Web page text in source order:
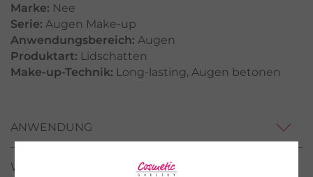
Marke: Nee
Serie: Augen Make-up
Anwendungsbereich: Augen
Produktart: Lidschatten
Make-up-Technik: Long-lasting, Augen betonen
ANWENDUNG
WIRKSTOFFE / INCI